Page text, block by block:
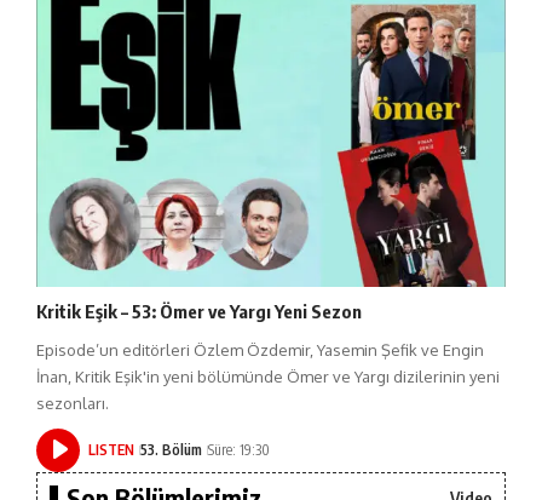
Kritik Eşik – 53: Ömer ve Yargı Yeni Sezon
Episode’un editörleri Özlem Özdemir, Yasemin Şefik ve Engin
İnan, Kritik Eşik'in yeni bölümünde Ömer ve Yargı dizilerinin yeni
sezonları.
LISTEN 53. Bölüm Süre: 19:30